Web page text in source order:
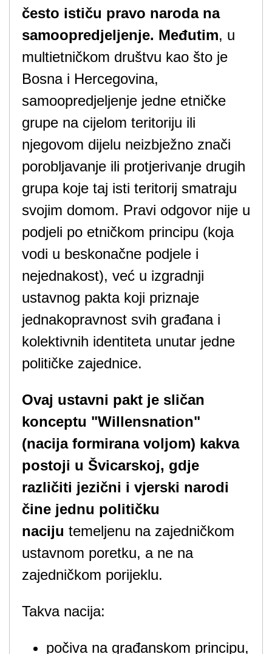
često ističu pravo naroda na
samoopredjeljenje. Međutim, u
multietničkom društvu kao što je
Bosna i Hercegovina,
samoopredjeljenje jedne etničke
grupe na cijelom teritoriju ili
njegovom dijelu neizbježno znači
porobljavanje ili protjerivanje drugih
grupa koje taj isti teritorij smatraju
svojim domom. Pravi odgovor nije u
podjeli po etničkom principu (koja
vodi u beskonačne podjele i
nejednakost), već u izgradnji
ustavnog pakta koji priznaje
jednakopravnost svih građana i
kolektivnih identiteta unutar jedne
političke zajednice.
Ovaj ustavni pakt je sličan
konceptu "Willensnation"
(nacija formirana voljom) kakva
postoji u Švicarskoj, gdje
različiti jezični i vjerski narodi
čine jednu političku
naciju temeljenu na zajedničkom
ustavnom poretku, a ne na
zajedničkom porijeklu.
Takva nacija:
počiva na građanskom principu,